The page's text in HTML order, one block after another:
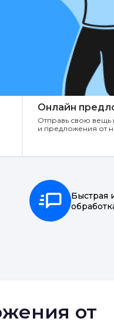
Онлайн
Отправь свою вещь
и предложения от
Быстрая
от